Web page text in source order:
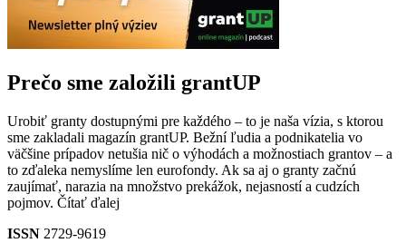
Prečo sme založili grantUP
Urobiť granty dostupnými pre každého – to je naša vízia, s ktorou
sme zakladali magazín grantUP. Bežní ľudia a podnikatelia vo
väčšine prípadov netušia nič o výhodách a možnostiach grantov – a
to zďaleka nemyslíme len eurofondy. Ak sa aj o granty začnú
zaujímať, narazia na množstvo prekážok, nejasností a cudzích
pojmov. Čítať ďalej
ISSN 2729-9619